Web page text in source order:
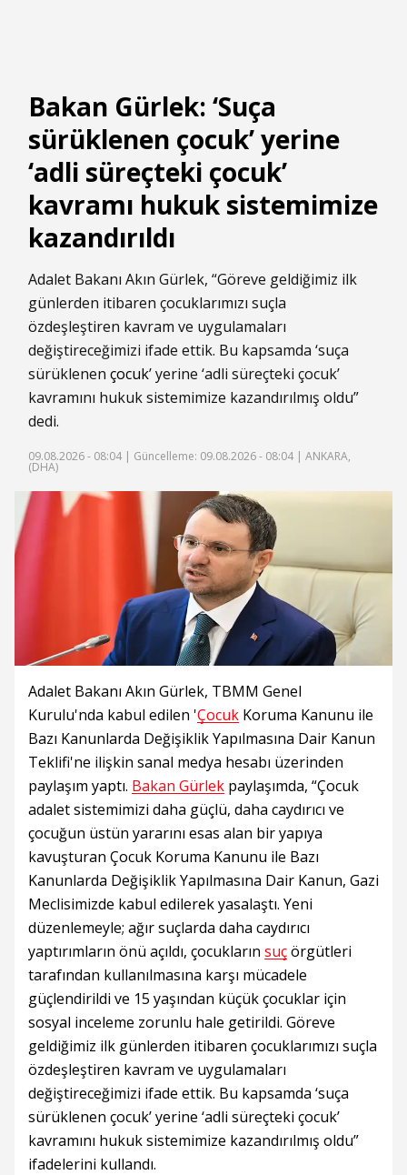
Bakan Gürlek: ‘Suça
sürüklenen çocuk’ yerine
‘adli süreçteki çocuk’
kavramı hukuk sistemimize
kazandırıldı
Adalet Bakanı Akın Gürlek, “Göreve geldiğimiz ilk
günlerden itibaren çocuklarımızı suçla
özdeşleştiren kavram ve uygulamaları
değiştireceğimizi ifade ettik. Bu kapsamda ‘suça
sürüklenen çocuk’ yerine ‘adli süreçteki çocuk’
kavramını hukuk sistemimize kazandırılmış oldu”
dedi.
09.08.2026 - 08:04 | Güncelleme: 09.08.2026 - 08:04 | ANKARA,
(DHA)
Adalet Bakanı Akın Gürlek, TBMM Genel
Kurulu'nda kabul edilen 'Çocuk Koruma Kanunu ile
Bazı Kanunlarda Değişiklik Yapılmasına Dair Kanun
Teklifi'ne ilişkin sanal medya hesabı üzerinden
paylaşım yaptı. Bakan Gürlek paylaşımda, “Çocuk
adalet sistemimizi daha güçlü, daha caydırıcı ve
çocuğun üstün yararını esas alan bir yapıya
kavuşturan Çocuk Koruma Kanunu ile Bazı
Kanunlarda Değişiklik Yapılmasına Dair Kanun, Gazi
Meclisimizde kabul edilerek yasalaştı. Yeni
düzenlemeyle; ağır suçlarda daha caydırıcı
yaptırımların önü açıldı, çocukların suçörgütleri
tarafından kullanılmasına karşı mücadele
güçlendirildi ve 15 yaşından küçük çocuklar için
sosyal inceleme zorunlu hale getirildi. Göreve
geldiğimiz ilk günlerden itibaren çocuklarımızı suçla
özdeşleştiren kavram ve uygulamaları
değiştireceğimizi ifade ettik. Bu kapsamda ‘suça
sürüklenen çocuk’ yerine ‘adli süreçteki çocuk’
kavramını hukuk sistemimize kazandırılmış oldu”
ifadelerini kullandı.